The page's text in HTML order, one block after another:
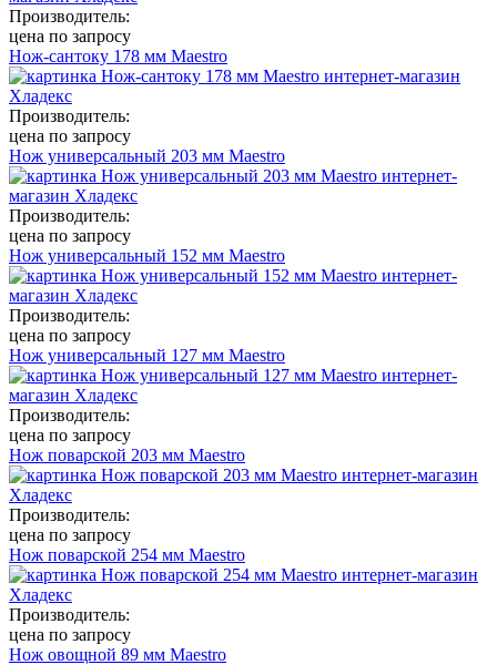
Производитель:
цена по запросу
Нож-сантоку 178 мм Maestro
Производитель:
цена по запросу
Нож универсальный 203 мм Maestro
Производитель:
цена по запросу
Нож универсальный 152 мм Maestro
Производитель:
цена по запросу
Нож универсальный 127 мм Maestro
Производитель:
цена по запросу
Нож поварской 203 мм Maestro
Производитель:
цена по запросу
Нож поварской 254 мм Maestro
Производитель:
цена по запросу
Нож овощной 89 мм Maestro